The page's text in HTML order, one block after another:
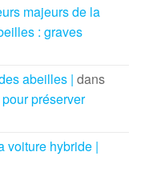
majeurs de la
: graves
abeilles | dans
préserver
voiture hybride |